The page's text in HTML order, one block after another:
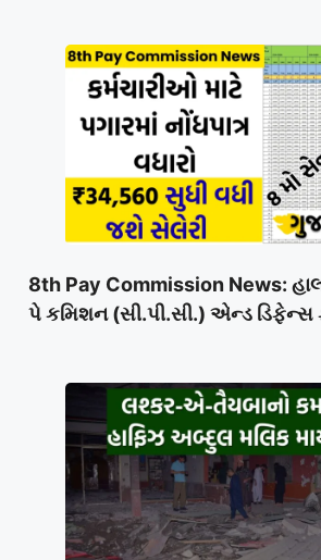
8th Pay Commission News:
પે કમિશન (સી.પી.સી.) એન્ડ ડિફેન્સ